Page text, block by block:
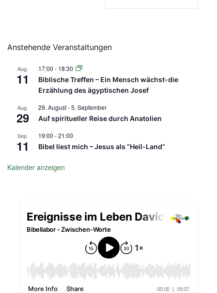
Anstehende Veranstaltungen
Aug.
11
17:00 - 18:30
Biblische Treffen – Ein Mensch wächst-die
Erzählung des ägyptischen Josef
Aug.
29
29. August-5. September
Auf spiritueller Reise durch Anatolien
Sep.
11
19:00 -21:00
Bibel liest mich – Jesus als “Heil-Land”
Kalender anzeigen